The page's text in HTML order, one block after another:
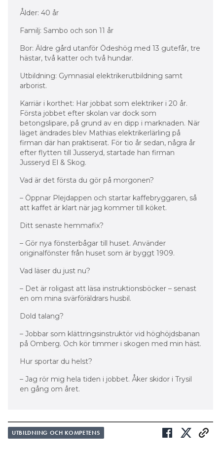
Ålder: 40 år
Familj: Sambo och son 11 år
Bor: Äldre gård utanför Ödeshög med 13 gutefår, tre
hästar, två katter och två hundar.
Utbildning: Gymnasial elektrikerutbildning samt
arborist.
Karriär i korthet: Har jobbat som elektriker i 20 år.
Första jobbet efter skolan var dock som
betongslipare, på grund av en dipp i marknaden. När
läget ändrades blev Mathias elektrikerlärling på
firman där han praktiserat. För tio år sedan, några år
efter flytten till Jusseryd, startade han firman
Jusseryd El & Skog.
Vad är det första du gör på morgonen?
– Öppnar Plejdappen och startar kaffebryggaren, så
att kaffet är klart när jag kommer till köket.
Ditt senaste hemmafix?
– Gör nya fönsterbågar till huset. Använder
originalfönster från huset som är byggt 1909.
Vad läser du just nu?
– Det är roligast att läsa instruktionsböcker – senast
en om mina svärföräldrars husbil.
Dold talang?
– Jobbar som klättringsinstruktör vid höghöjdsbanan
på Omberg. Och kör timmer i skogen med min häst.
Hur sportar du helst?
– Jag rör mig hela tiden i jobbet. Åker skidor i Trysil
en gång om året.
UTBILDNING OCH KOMPETENS